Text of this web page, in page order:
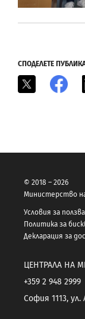
СПОДЕЛЕТЕ
© 2018 – 2026
Министерство
Условия за
Политика за
Декларация за
ЦЕНТРАЛА НА
+359 2 948 2999
София 1113,